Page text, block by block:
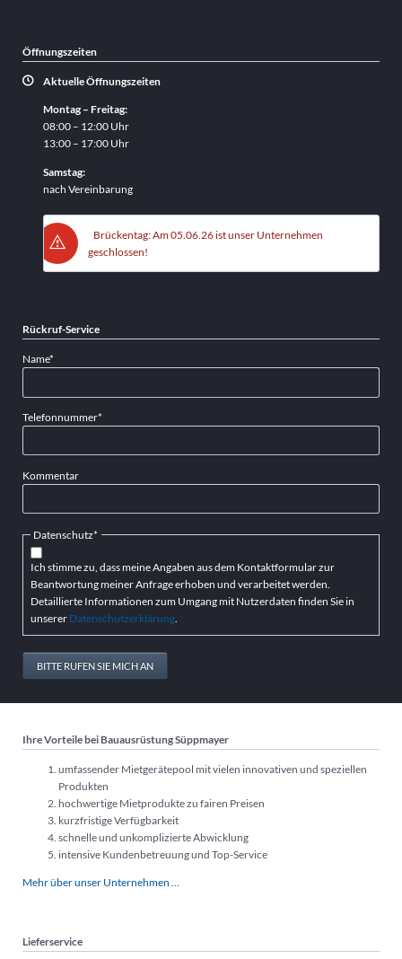
Öffnungszeiten
Aktuelle Öffnungszeiten
Montag – Freitag:
08:00 – 12:00 Uhr
13:00 – 17:00 Uhr
Samstag:
nach Vereinbarung
Brückentag: Am 05.06.26 ist unser Unternehmen
geschlossen!
Rückruf-Service
Pflichtfeld
Name*
Pflichtfeld
Telefonnummer*
Kommentar
Pflichtfeld
Datenschutz*
Ich stimme zu, dass meine Angaben aus dem Kontaktformular zur
Beantwortung meiner Anfrage erhoben und verarbeitet werden.
Detaillierte Informationen zum Umgang mit Nutzerdaten finden Sie in
unserer Datenschutzerklärung.
BITTE RUFEN SIE MICH AN
Ihre Vorteile bei Bauausrüstung Süppmayer
umfassender Mietgerätepool mit vielen innovativen und speziellen
Produkten
hochwertige Mietprodukte zu fairen Preisen
kurzfristige Verfügbarkeit
schnelle und unkomplizierte Abwicklung
intensive Kundenbetreuung und Top-Service
Mehr über unser Unternehmen …
Lieferservice